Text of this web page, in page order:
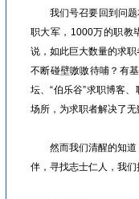
我们号召要回到问题
职大军，1000万的职教
说，如此巨大数量的求
不断碰壁嗷嗷待哺？有
坛、“伯乐谷”求职博客
场所，为求职者解决了无
然而我们清醒的知道
伴，寻找志士仁人，我